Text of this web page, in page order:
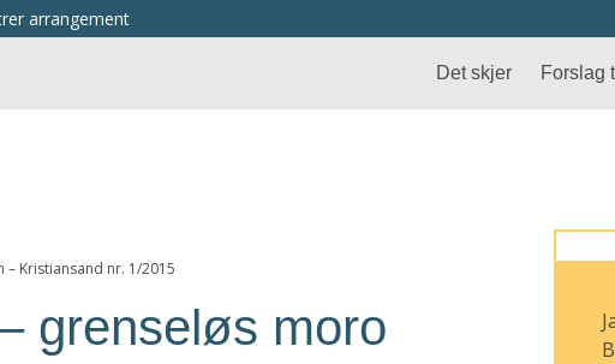
arrangement
Det skjer Forslag
– Kristiansand nr. 1/2015
grenseløs moro